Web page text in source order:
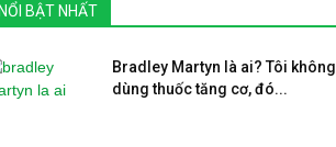
NỔI BẬT NHẤT
Bradley Martyn là ai? Tôi không
dùng thuốc tăng cơ, đó...